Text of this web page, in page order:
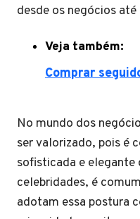
desde os negócios até
Veja também:
Comprar
No mundo dos
ser valorizado, pois é
sofisticada e elegante
celebridades, é
adotam essa postura